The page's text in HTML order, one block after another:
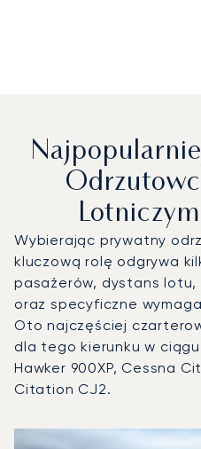
Wybierając prywatny
kluczową rolę odgrywa
pasażerów, dystans lotu,
oraz specyficzne
Oto najczęściej
dla tego kierunku w
Hawker 900XP, Cessna
Citation CJ2.
Model